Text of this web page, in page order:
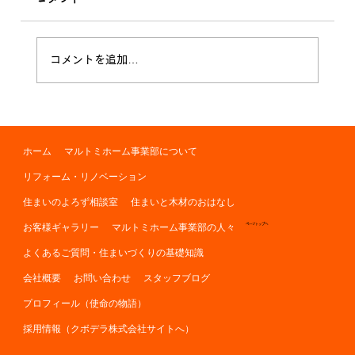
木の伐採 無事に完了！
コメントを追加…
ホーム マルトミホーム事業部について
リフォーム・リノベーション
住まいのよろず相談室 住まいと木材のおはなし
お客様ギャラリー マルトミホーム事業部の人々
よくあるご質問・住まいづくりの基礎知識
会社概要 お問い合わせ スタッフブログ
プロフィール（使命の物語）
採用情報（クボデラ株式会社サイトへ）
ページトップへ